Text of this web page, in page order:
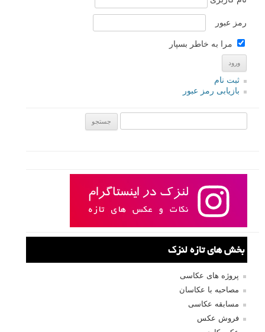
نوع دکوراسیون ها که آنها در آشپرخانه منزل یکی از اقوام نزدیک ما نصب
کرده بودند، عکس بگیرم. از آنجایی که من قبلاً از یک آشپزخانه عکس
نگرفته بودم، مطمئن نبودم که چطور برای عکاسی آماده شوم اما آنها به
توانایی من به عنوان یک عکاس اعتماد کرده بودند پس بعد از کمی تحقیق
رفتم تا چند عکس بگیرم، پس توجه کنید که چطور موفق به این کار شدم!
صفحات: قبلی ۱ ۲ ۳ ۴ ۵
رمز عبور
مرا به خاطر بسپار
بازیابی رمز عبور
جستجو یرای: